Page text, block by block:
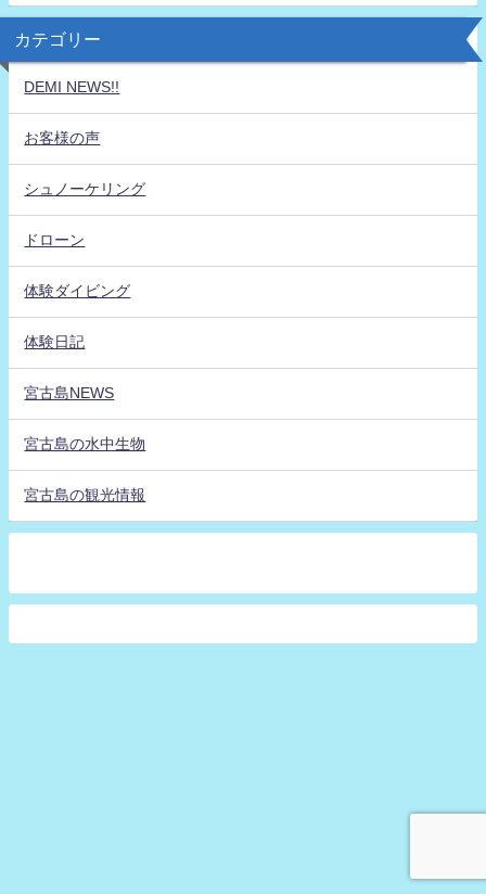
カテゴリー
DEMI NEWS!!
お客様の声
シュノーケリング
ドローン
体験ダイビング
体験日記
宮古島NEWS
宮古島の水中生物
宮古島の観光情報